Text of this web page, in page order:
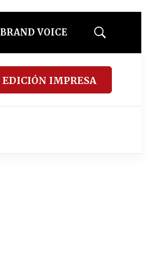
BRAND VOICE
Mostrar
EDICIÓN IMPRESA